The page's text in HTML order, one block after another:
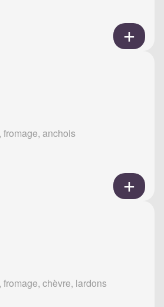
fromage, anchois
chèvre, lardons